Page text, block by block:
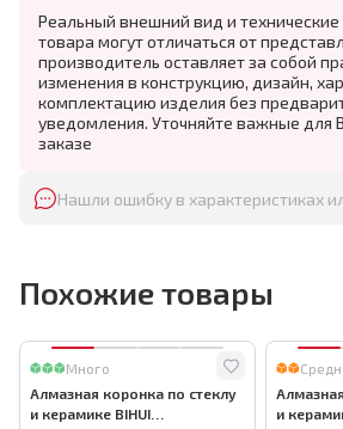
Реальный внешний вид и технические
товара могут отличаться от
производитель оставляет за собой
изменения в конструкцию, дизайн,
комплектацию изделия без
уведомления. Уточняйте важные для
заказе
Нашли ошибку в характеристиках
Похожие товары
Много
Алмазная коронка по стеклу
и керамике BIHUI
и